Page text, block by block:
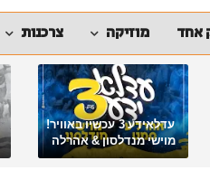
אחד מוזיקה צרכנות
עדלאידע 3 עכשיו באוויר!
מוישי מנדלסון & אהרלה
סאמעט באלבום פורימי